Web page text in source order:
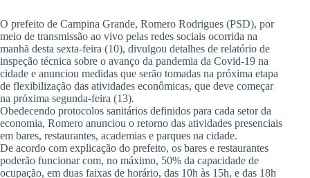
O prefeito de Campina Grande, Romero Rodrigues (PSD), por
meio de transmissão ao vivo pelas redes sociais ocorrida na
manhã desta sexta-feira (10), divulgou detalhes de relatório de
inspeção técnica sobre o avanço da pandemia da Covid-19 na
cidade e anunciou medidas que serão tomadas na próxima etapa
de flexibilização das atividades econômicas, que deve começar
na próxima segunda-feira (13).
Obedecendo protocolos sanitários definidos para cada setor da
economia, Romero anunciou o retorno das atividades presenciais
em bares, restaurantes, academias e parques na cidade.
De acordo com explicação do prefeito, os bares e restaurantes
poderão funcionar com, no máximo, 50% da capacidade de
ocupação, em duas faixas de horário, das 10h às 15h, e das 18h